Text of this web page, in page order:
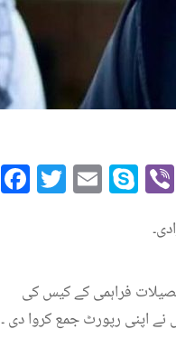
Facebook
Twitter
فراہمی کے کیس کی
اپنی رپورٹ جمع کروا دی ۔